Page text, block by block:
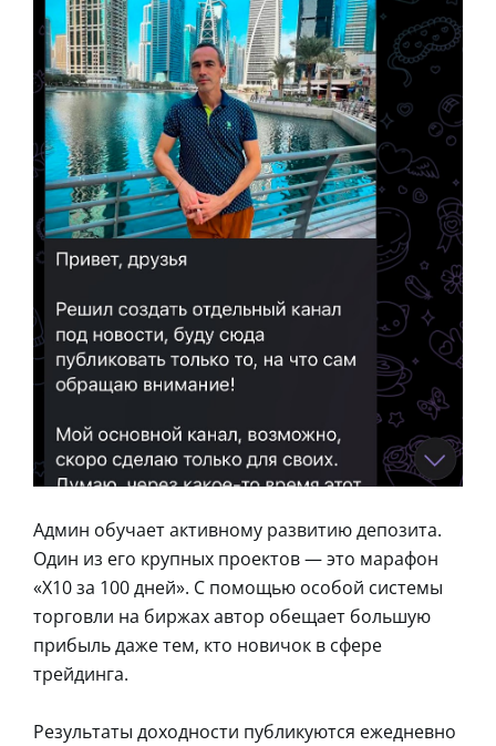
Админ обучает активному развитию депозита.
Один из его крупных проектов — это марафон
«Х10 за 100 дней». С помощью особой системы
торговли на биржах автор обещает большую
прибыль даже тем, кто новичок в сфере
трейдинга.
Результаты доходности публикуются ежедневно